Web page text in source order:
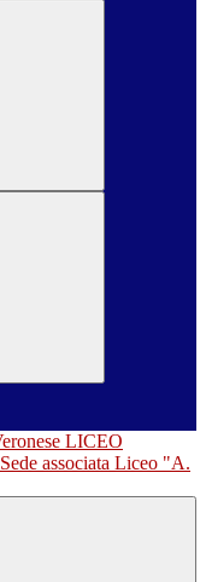
LICEO
Sede associata Liceo "A.